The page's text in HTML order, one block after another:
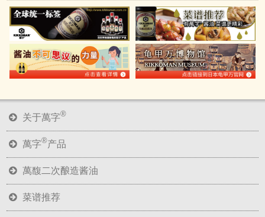
关于萬字®
萬字®产品
萬馥二次酿造酱油
菜谱推荐